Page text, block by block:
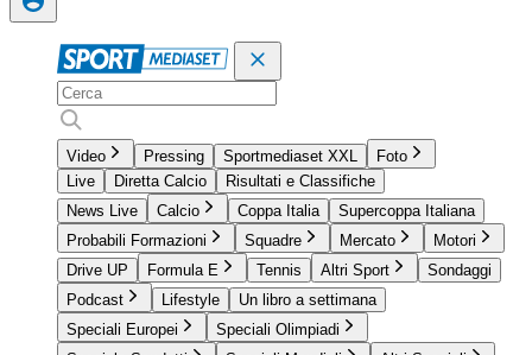
Video Pressing Sportmediaset XXL
Foto
Live
Diretta Calcio
Risultati e Classifiche
News Live
Calcio Coppa Italia
Supercoppa Italiana
Probabili Formazioni
Squadre Mercato
Motori
Drive UP
Formula E Tennis Altri Sport
Sondaggi
Podcast
Lifestyle
Un libro a settimana
Speciali Europei
Speciali Olimpiadi